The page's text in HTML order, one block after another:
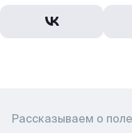
Рассказываем о